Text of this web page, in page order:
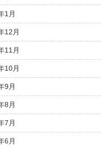
1月
12月
11月
10月
9月
8月
7月
6月